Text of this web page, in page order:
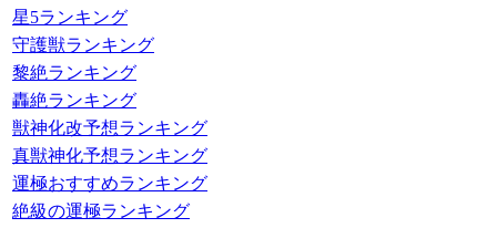
星5ランキング
守護獣ランキング
黎絶ランキング
轟絶ランキング
獣神化改予想ランキング
真獣神化予想ランキング
運極おすすめランキング
絶級の運極ランキング